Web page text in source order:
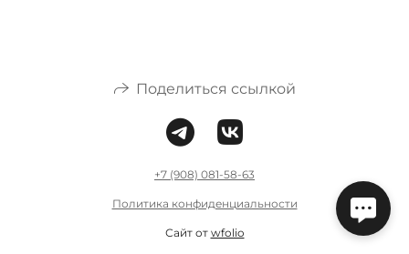
Поделиться ссылкой
+7 (908) 081-58-63
Политика конфиденциальности
Сайт от wfolio